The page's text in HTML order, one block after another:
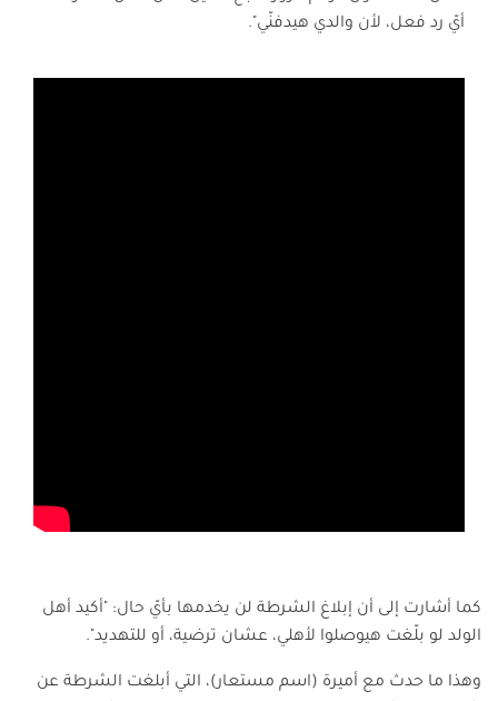
أيّ رد فعل، لأن والدي هيدفنّي".
كما أشارت إلى أن إبلاغ الشرطة لن يخدمها بأيّ حال: "أكيد أهل
الولد لو بلّغت هيوصلوا لأهلي، عشان ترضية، أو للتهديد".
وهذا ما حدث مع أميرة (اسم مستعار)، التي أبلغت الشرطة عن